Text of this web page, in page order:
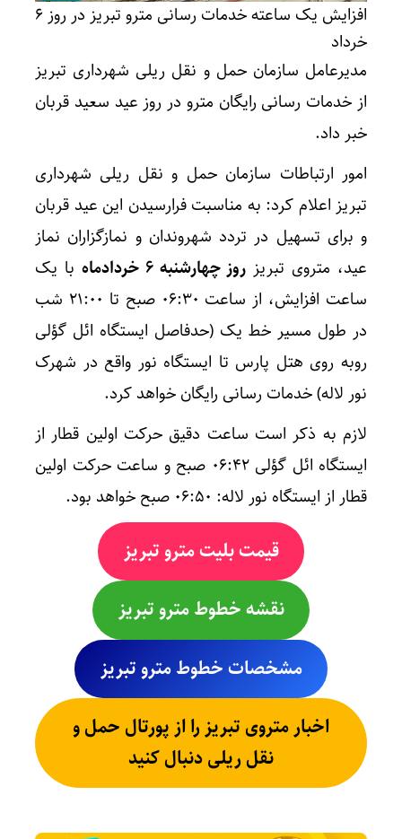
افزایش یک ساعته خدمات رسانی مترو تبریز در روز ۶
خرداد
مدیرعامل سازمان حمل و نقل ریلی شهرداری تبریز
از خدمات رسانی رایگان مترو در روز عید سعید قربان
خبر داد.
امور ارتباطات سازمان حمل و نقل ریلی شهرداری
تبریز اعلام کرد: به مناسبت فرارسیدن این عید قربان
و برای تسهیل در تردد شهروندان و نمازگزاران نماز
عید، متروی تبریز روز چهارشنبه ۶ خردادماه
با یک
ساعت افزایش، از ساعت ۰۶:۳۰ صبح تا ۲۱:۰۰ شب
در طول مسیر خط یک (حدفاصل ایستگاه ائل گؤلی
روبه روی هتل پارس تا ایستگاه نور واقع در شهرک
نور لاله) خدمات رسانی رایگان خواهد کرد.
لازم به ذکر است ساعت دقیق حرکت اولین قطار از
ایستگاه ائل گؤلی ۰۶:۴۲ صبح و ساعت حرکت اولین
قطار از ایستگاه نور لاله: ۰۶:۵۰ صبح خواهد بود.
قیمت بلیت مترو تبریز
نقشه خطوط مترو تبریز
مشخصات خطوط مترو تبریز
اخبار متروی تبریز را از پورتال حمل و
نقل ریلی دنبال کنید